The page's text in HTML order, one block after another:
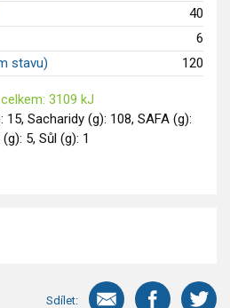
40
6
stavu)
120
3109 kJ
15, Sacharidy (g): 108, SAFA (g):
5, Sůl (g): 1
Sdílet: